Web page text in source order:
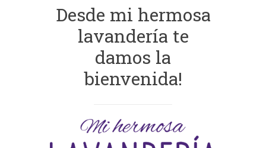
Desde mi hermosa
lavandería te
damos la
bienvenida!